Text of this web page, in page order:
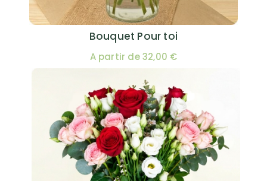
Bouquet Pour toi
A partir de 32,00 €